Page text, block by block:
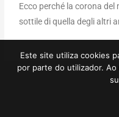
Ecco perché la corona
sottile di quella degli altri
Este site utiliza cookies
por parte do utilizador.